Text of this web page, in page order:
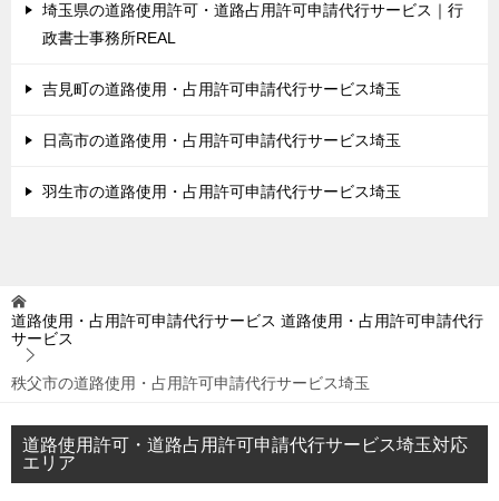
埼玉県の道路使用許可・道路占用許可申請代行サービス｜行
政書士事務所REAL
吉見町の道路使用・占用許可申請代行サービス埼玉
日高市の道路使用・占用許可申請代行サービス埼玉
羽生市の道路使用・占用許可申請代行サービス埼玉
道路使用・占用許可申請代行サービス 道路使用・占用許可申請代行
サービス
秩父市の道路使用・占用許可申請代行サービス埼玉
道路使用許可・道路占用許可申請代行サービス埼玉対応
エリア